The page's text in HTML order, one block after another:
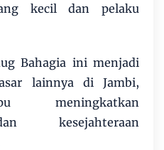
kecil dan pelaku
Bahagia ini menjadi
lainnya di Jambi,
meningkatkan
kesejahteraan